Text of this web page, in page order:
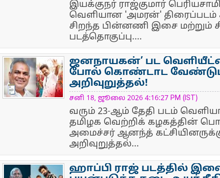
இயக்குநர் ராஜ்குமார்
வெளியான 'அமரன்' திரைப்படம்
சிறந்த பின்னணி இசை மற்றும்
படத்தொகுப்பு....
NewsIcon
ஜனநாயகன்’ பட
போல் கொண்டாட
அறிவுறுத்தல்!
சனி 18, ஜூலை 2026 4:16:27 PM (IST)
வரும் 23-ஆம் தேதி படம்
தமிழக வெற்றிக் கழகத்தின்
அமைச்சர் ஆனந்த்
அறிவுறுத்தல்...
ஹாப்பி ராஜ் படத்தில்